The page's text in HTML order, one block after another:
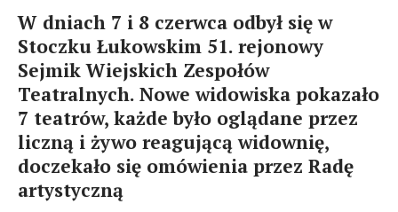
W dniach 7 i 8 czerwca odbył się w
Stoczku Łukowskim 51. rejonowy
Sejmik Wiejskich Zespołów
Teatralnych. Nowe widowiska pokazało
7 teatrów, każde było oglądane przez
liczną i żywo reagującą widownię,
doczekało się omówienia przez Radę
artystyczną